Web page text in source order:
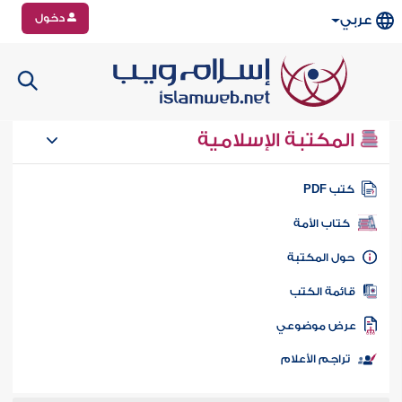
عربي دخول
المكتبة الإسلامية
كتب PDF
كتاب الأمة
المكتبة
الكتب
موضوعي